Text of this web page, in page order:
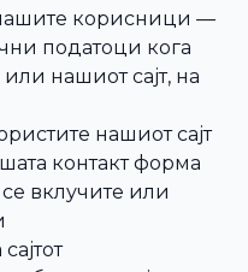
корисници —
податоци кога
нашиот сајт, на
нашиот сајт
контакт форма
вклучите или